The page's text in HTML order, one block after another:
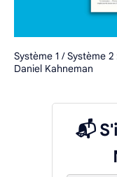
Système 1 / Système
Daniel Kahneman
📬